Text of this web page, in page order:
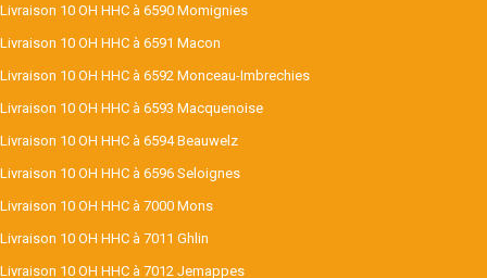
Livraison 10 OH HHC à 6590 Momignies
Livraison 10 OH HHC à 6591 Macon
Livraison 10 OH HHC à 6592 Monceau-Imbrechies
Livraison 10 OH HHC à 6593 Macquenoise
Livraison 10 OH HHC à 6594 Beauwelz
Livraison 10 OH HHC à 6596 Seloignes
Livraison 10 OH HHC à 7000 Mons
Livraison 10 OH HHC à 7011 Ghlin
Livraison 10 OH HHC à 7012 Jemappes